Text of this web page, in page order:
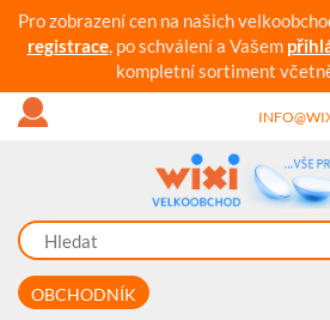
Pro zobrazení cen na našich
registrace, po schválení a Vašem
kompletní sortiment
OBCHODNÍK